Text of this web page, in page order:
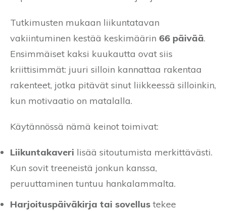
Tutkimusten mukaan liikuntatavan
vakiintuminen kestää keskimäärin 66 päivää.
Ensimmäiset kaksi kuukautta ovat siis
kriittisimmät: juuri silloin kannattaa rakentaa
rakenteet, jotka pitävät sinut liikkeessä silloinkin,
kun motivaatio on matalalla.
Käytännössä nämä keinot toimivat:
Liikuntakaveri lisää sitoutumista merkittävästi.
Kun sovit treeneistä jonkun kanssa,
peruuttaminen tuntuu hankalammalta.
Harjoituspäiväkirja tai sovellus tekee